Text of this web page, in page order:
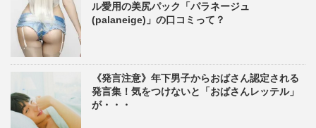
ル愛用の美尻パック「パラネージュ
(palaneige)」の口コミって？
《発言注意》年下男子からおばさん認定される
発言集！気をつけないと「おばさんレッテル」
が・・・